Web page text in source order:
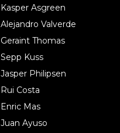
Kasper Asgreen
Alejandro Valverde
Geraint Thomas
Sepp Kuss
Jasper Philipsen
Rui Costa
Enric Mas
Juan Ayuso